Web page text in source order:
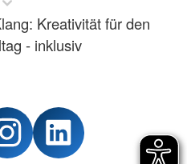
Kreativität für den
- inklusiv